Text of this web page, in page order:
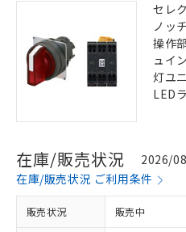
セレ
ノッ
操作
ュイ
灯ユ
LED
在庫/販売状況
2026/
在庫/販売状況 ご利用条件
販売状況 販売中